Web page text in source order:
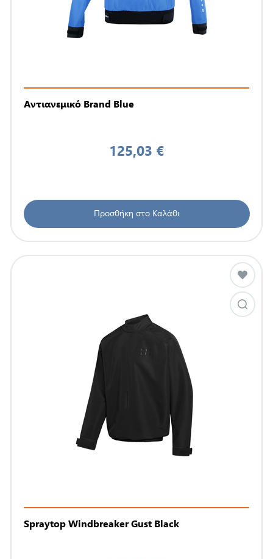
Αντιανεμικό Brand Blue
125,03 €
Προσθήκη στο Καλάθι
Spraytop Windbreaker Gust Black